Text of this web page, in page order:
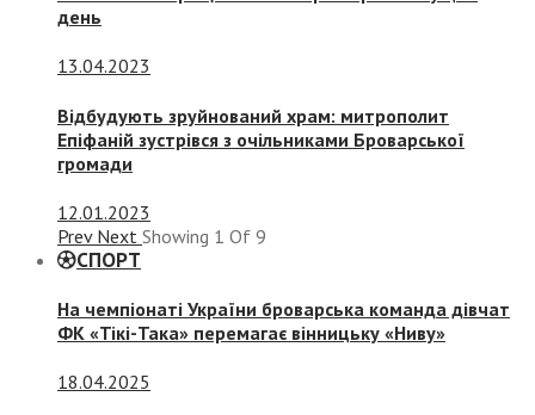
день
13.04.2023
Відбудують зруйнований храм: митрополит
Епіфаній зустрівся з очільниками Броварської
громади
12.01.2023
Prev Next Showing 1 Of 9
СПОРТ
На чемпіонаті України броварська команда дівчат
ФК «Тікі-Така» перемагає вінницьку «Ниву»
18.04.2025